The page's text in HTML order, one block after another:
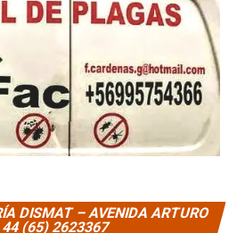
DISMAT – AVENIDA ARTURO
44 (65) 2623367